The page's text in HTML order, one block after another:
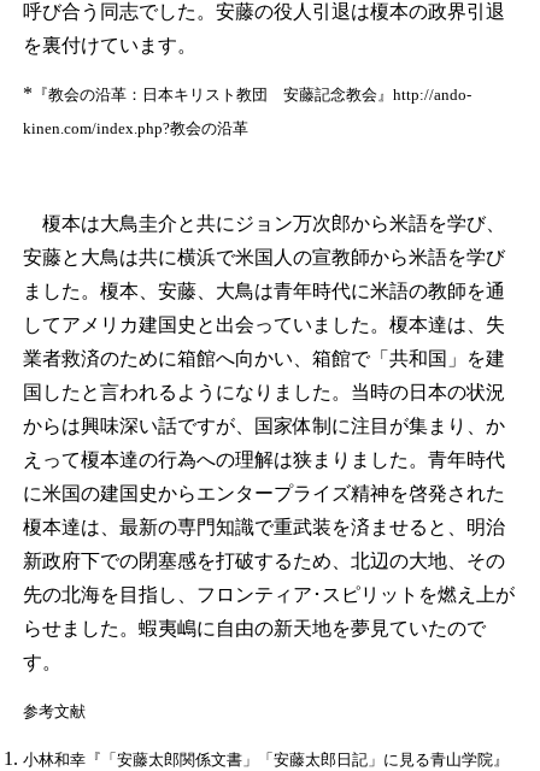
呼び合う同志でした。安藤の役人引退は榎本の政界引退
を裏付けています。
* 『教会の沿革：日本キリスト教団 安藤記念教会』http://ando-
kinen.com/index.php?教会の沿革
榎本は大鳥圭介と共にジョン万次郎から米語を学び、
安藤と大鳥は共に横浜で米国人の宣教師から米語を学び
ました。榎本、安藤、大鳥は青年時代に米語の教師を通
してアメリカ建国史と出会っていました。榎本達は、失
業者救済のために箱館へ向かい、箱館で「共和国」を建
国したと言われるようになりました。当時の日本の状況
からは興味深い話ですが、国家体制に注目が集まり、か
えって榎本達の行為への理解は狭まりました。青年時代
に米国の建国史からエンタープライズ精神を啓発された
榎本達は、最新の専門知識で重武装を済ませると、明治
新政府下での閉塞感を打破するため、北辺の大地、その
先の北海を目指し、フロンティア･スピリットを燃え上が
らせました。蝦夷嶋に自由の新天地を夢見ていたので
す。
参考文献
小林和幸『「安藤太郎関係文書」「安藤太郎日記」に見る青山学院』